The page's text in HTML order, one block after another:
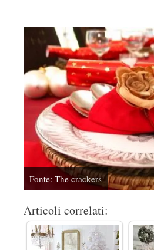
Fonte: The crackers
Articoli correlati: